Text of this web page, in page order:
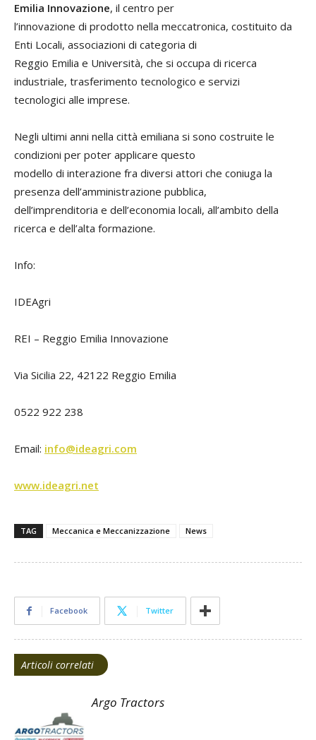
Emilia Innovazione, il centro per
l’innovazione di prodotto nella meccatronica, costituito da
Enti Locali, associazioni di categoria di
Reggio Emilia e Università, che si occupa di ricerca
industriale, trasferimento tecnologico e servizi
tecnologici alle imprese.
Negli ultimi anni nella città emiliana si sono costruite le
condizioni per poter applicare questo
modello di interazione fra diversi attori che coniuga la
presenza dell’amministrazione pubblica,
dell’imprenditoria e dell’economia locali, all’ambito della
ricerca e dell’alta formazione.
Info:
IDEAgri
REI – Reggio Emilia Innovazione
Via Sicilia 22, 42122 Reggio Emilia
0522 922 238
Email: info@ideagri.com
www.ideagri.net
TAG Meccanica e Meccanizzazione News
Facebook Twitter
Articoli correlati
Argo Tractors